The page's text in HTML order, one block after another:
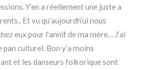
Y’en a réellement une juste a
Et vu qu’aujourdh’ui nous
eux pour l’annif de ma mère… J’ai
culturel. Bon y’a moins
et les danseurs folkorique sont